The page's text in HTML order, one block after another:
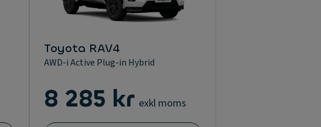
Toyota RAV4
AWD-i Active Plug-in Hybrid
8 285 kr exkl moms